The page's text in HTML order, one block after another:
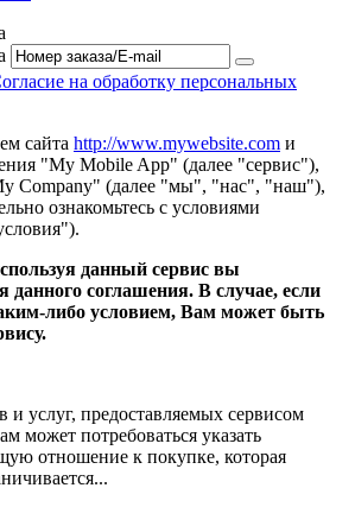
на обработку персональных
сайта http://www.mywebsite.com и
"My Mobile App" (далее "сервис"),
Company" (далее "мы", "нас", "наш"),
ознакомьтесь с условиями
данный сервис вы
данного соглашения. В случае, если
либо условием, Вам может быть
и услуг, предоставляемых сервисом
может потребоваться указать
отношение к покупке, которая